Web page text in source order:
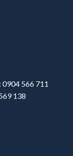
0904 566 711
138